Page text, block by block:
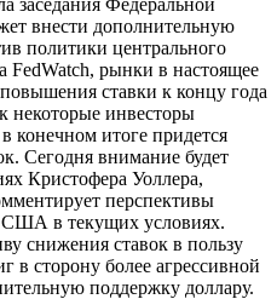
внести дополнительную
политики центрального
рынки в настоящее
ставки к концу года
некоторые инвесторы
итоге придется
Сегодня внимание будет
Кристофера Уоллера,
перспективы
США в текущих условиях.
снижения ставок в пользу
в сторону более агрессивной
поддержку доллару.